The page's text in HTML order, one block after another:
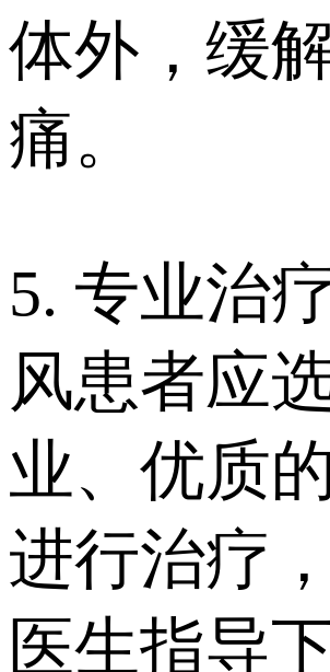
体外，缓
痛。
5. 专业治
风患者应
业、优质
进行治疗
医生指导